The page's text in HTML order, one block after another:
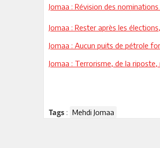
Jomaa : Révision des
Jomaa : Rester après les
Jomaa : Aucun puits de pétrole
Jomaa : Terrorisme, de la
Tags : Mehdi Jomaa